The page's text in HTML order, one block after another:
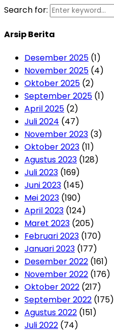
Search for:
Arsip Berita
Desember 2025 (1)
November 2025 (4)
Oktober 2025 (2)
September 2025 (1)
April 2025 (2)
Juli 2024 (47)
November 2023 (3)
Oktober 2023 (11)
Agustus 2023 (128)
Juli 2023 (169)
Juni 2023 (145)
Mei 2023 (190)
April 2023 (124)
Maret 2023 (205)
Februari 2023 (170)
Januari 2023 (177)
Desember 2022 (161)
November 2022 (176)
Oktober 2022 (217)
September 2022 (175)
Agustus 2022 (151)
Juli 2022 (74)